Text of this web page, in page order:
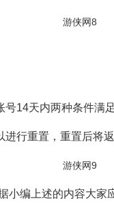
14天内两种条件满
行重置，重置后将
小编上述的内容大